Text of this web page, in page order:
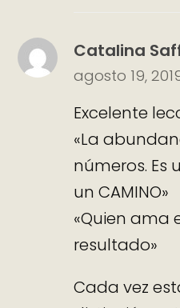
Catalina
agosto 19,
Excelente
«La
números. Es
un CAMINO»
«Quien ama
resultado»
Cada vez